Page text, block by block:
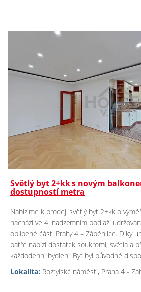
Světlý byt 2+kk s novým
dostupností metra
Nabízíme k prodeji světlý byt 2+kk o
nachází ve 4. nadzemním podlaží
oblíbené části Prahy 4 – Záběhlice. Díky
patře nabízí dostatek soukromí, světla a
každodenní bydlení. Byt byl původně
Lokalita: Roztylské náměstí, Praha 4 -